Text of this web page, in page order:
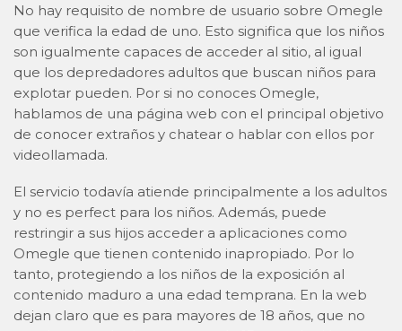
No hay requisito de nombre de usuario sobre Omegle
que verifica la edad de uno. Esto significa que los niños
son igualmente capaces de acceder al sitio, al igual
que los depredadores adultos que buscan niños para
explotar pueden. Por si no conoces Omegle,
hablamos de una página web con el principal objetivo
de conocer extraños y chatear o hablar con ellos por
videollamada.
El servicio todavía atiende principalmente a los adultos
y no es perfect para los niños. Además, puede
restringir a sus hijos acceder a aplicaciones como
Omegle que tienen contenido inapropiado. Por lo
tanto, protegiendo a los niños de la exposición al
contenido maduro a una edad temprana. En la web
dejan claro que es para mayores de 18 años, que no